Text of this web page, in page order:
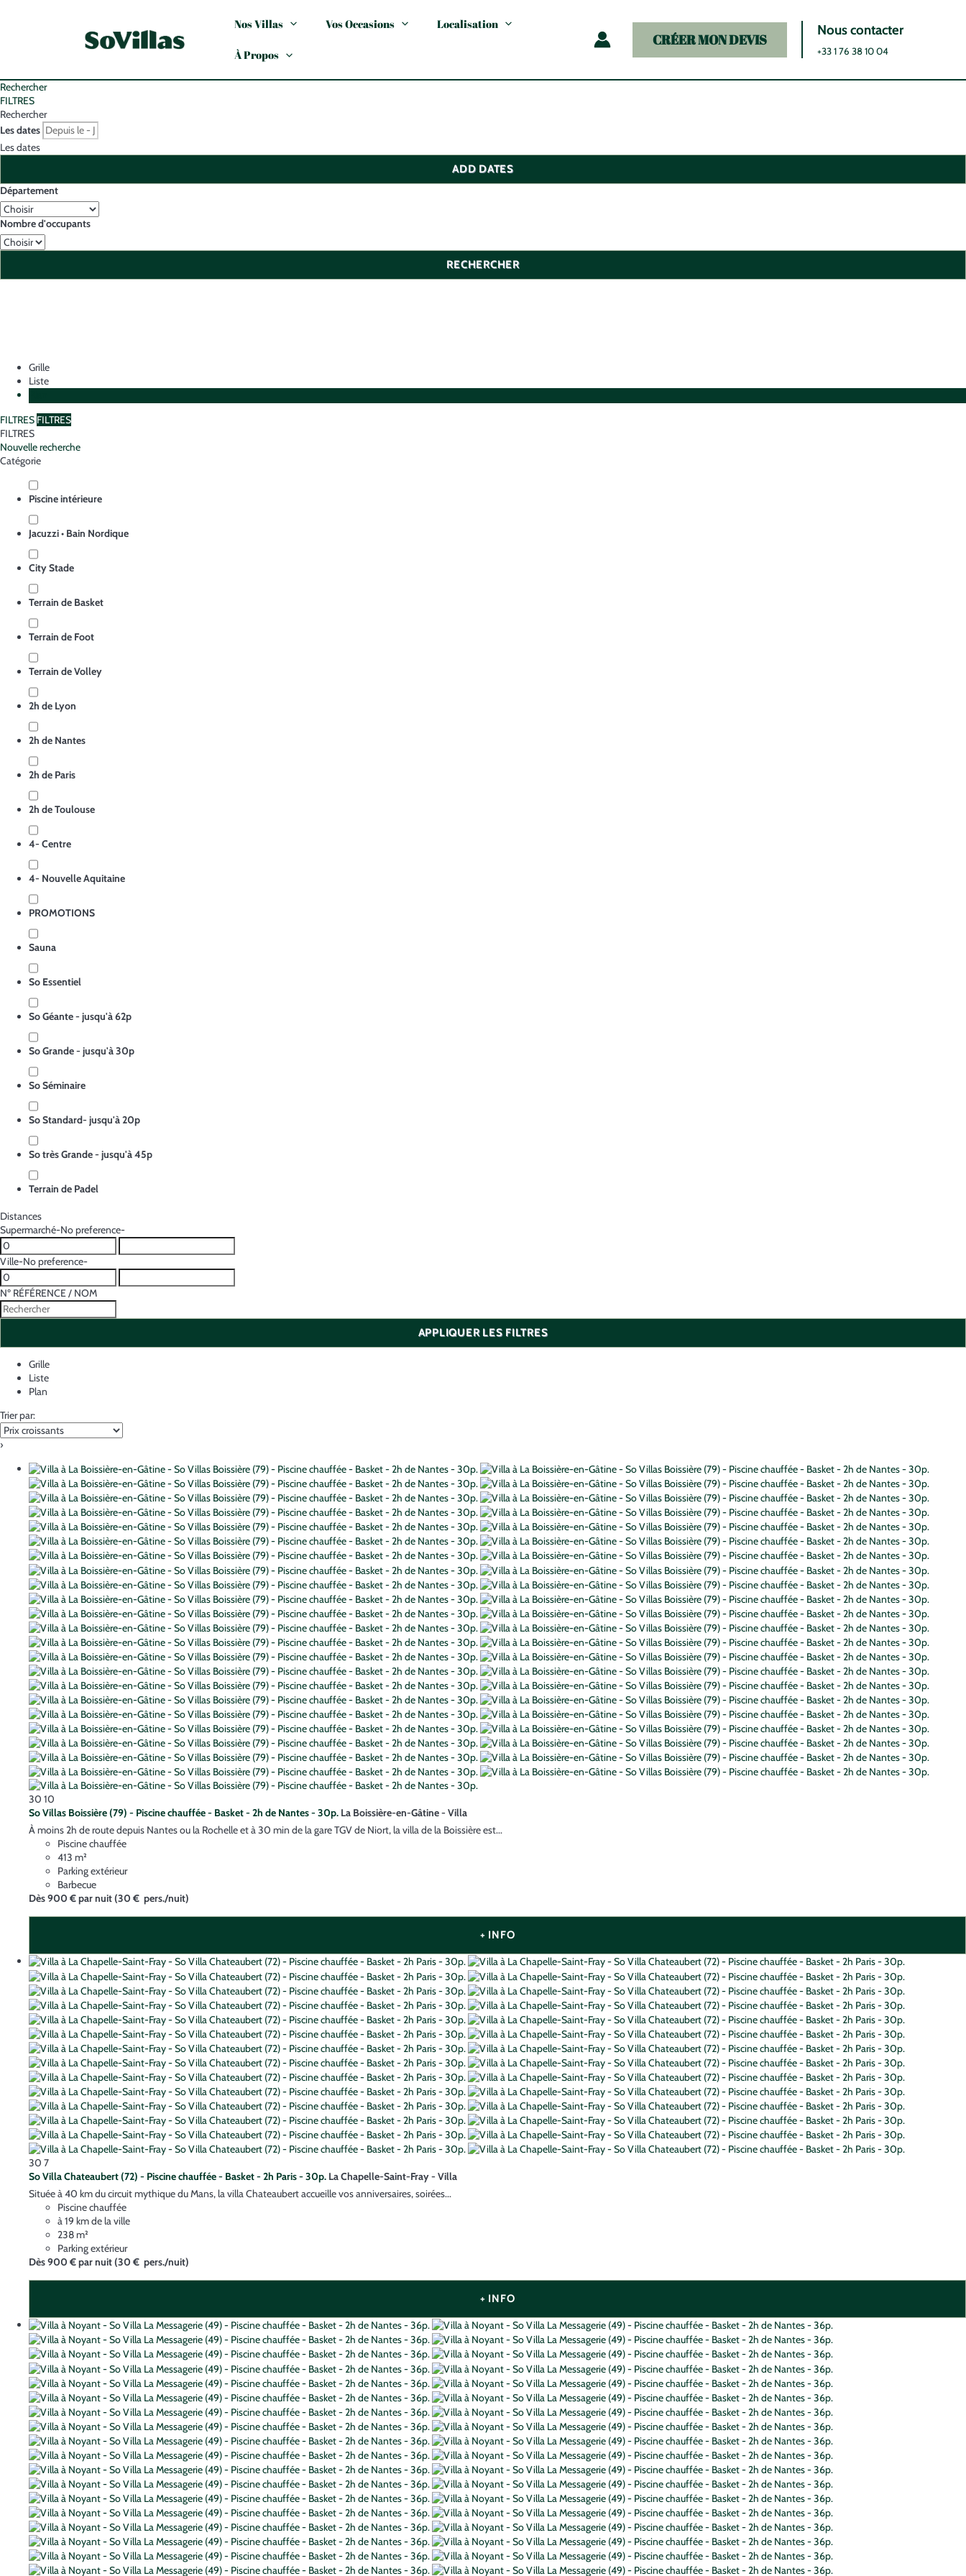
Nos Villas Vos Occasions Localisation
À Propos
CRÉER MON DEVIS
Nous contacter
+33 1 76 38 10 04
Rechercher
FILTRES
Rechercher
Les dates
Les dates
ADD DATES
Département
Nombre d'occupants
RECHERCHER
Grille
Liste
FILTRES FILTRES
FILTRES
Nouvelle recherche
Catégorie
Piscine intérieure
Jacuzzi • Bain Nordique
City Stade
Terrain de Basket
Terrain de Foot
Terrain de Volley
2h de Lyon
2h de Nantes
2h de Paris
2h de Toulouse
4- Centre
4- Nouvelle Aquitaine
PROMOTIONS
Sauna
So Essentiel
So Géante - jusqu'à 62p
So Grande - jusqu'à 30p
So Séminaire
So Standard- jusqu'à 20p
So très Grande - jusqu'à 45p
Terrain de Padel
Distances
Supermarché-No preference-
Ville-No preference-
Nº RÉFÉRENCE / NOM
APPLIQUER LES FILTRES
Grille
Liste
Plan
Trier par:
›
30 10
So Villas Boissière (79) - Piscine chauffée - Basket - 2h de Nantes - 30p. La Boissière-en-Gâtine - Villa
À moins 2h de route depuis Nantes ou la Rochelle et à 30 min de la gare TGV de Niort, la villa de la Boissière est...
Piscine chauffée
413 m²
Parking extérieur
Barbecue
Dès900 €par nuit(30 € pers./nuit)
+ INFO
30 7
So Villa Chateaubert (72) - Piscine chauffée - Basket - 2h Paris - 30p. La Chapelle-Saint-Fray - Villa
Située à 40 km du circuit mythique du Mans, la villa Chateaubert accueille vos anniversaires, soirées...
Piscine chauffée
à 19 km de la ville
238 m²
Parking extérieur
Dès900 €par nuit(30 € pers./nuit)
+ INFO